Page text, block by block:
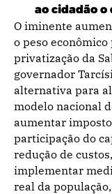
ao cidadão o
O iminente
o peso
privatização da
governador
alternativa para
modelo nacional
aumentar
participação do
redução de
implementar
real da